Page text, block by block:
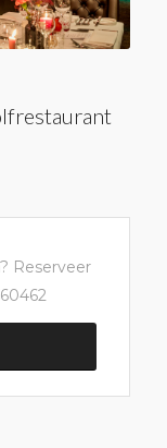
Reserveer